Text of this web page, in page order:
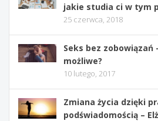
jakie studia ci w tym
25 czerwca, 2018
Seks bez zobowiązań
możliwe?
10 lutego, 2017
Zmiana życia dzięki
podświadomością –